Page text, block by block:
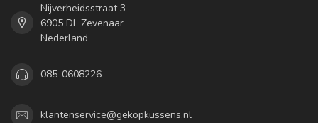
Nijverheidsstraat 3
6905 DL Zevenaar
Nederland
085-0608226
klantenservice@gekopkussens.nl